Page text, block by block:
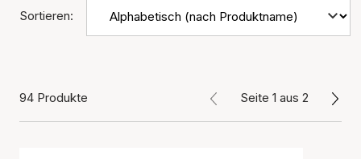
Sortieren:
94 Produkte Seite 1 aus 2